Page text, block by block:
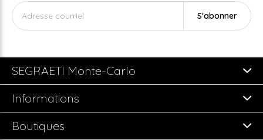
S'abonner
SEGRAETI Monte-Carlo
Informations
Boutiques